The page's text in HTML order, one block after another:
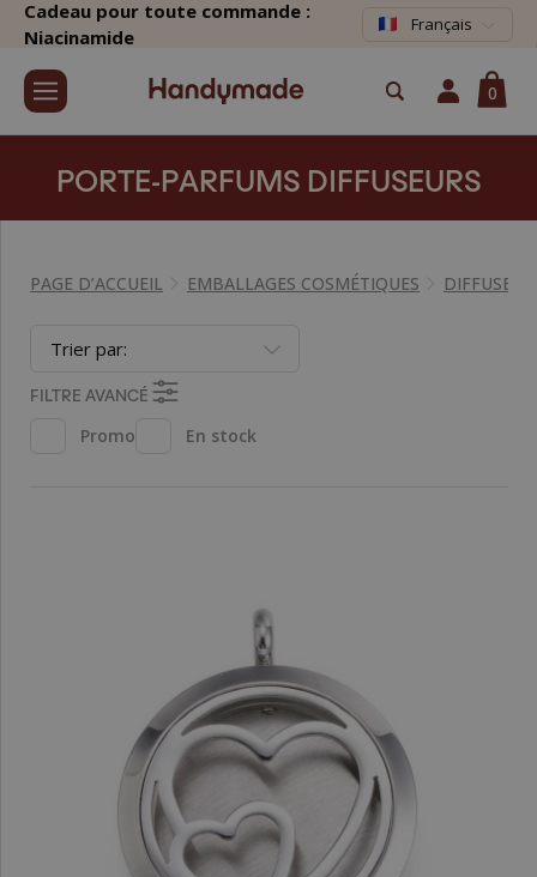
Cadeau pour toute commande :
Niacinamide
Français
0
PORTE-PARFUMS DIFFUSEURS
PAGE D’ACCUEIL EMBALLAGES COSMÉTIQUES
Trier par:
FILTRE AVANCÉ
Promo
En stock